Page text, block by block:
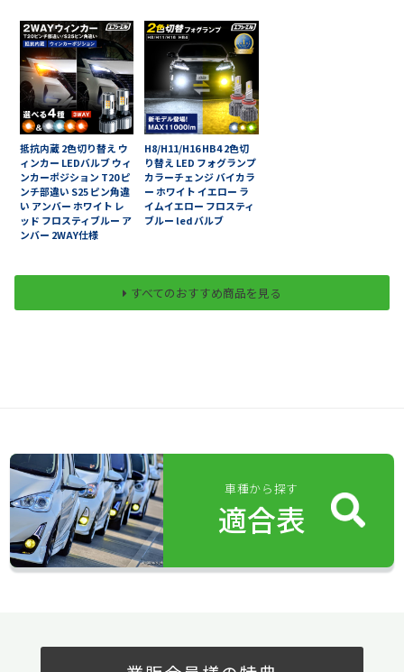
抵抗内蔵 2色切り替え ウ
ィンカー LEDバルブ ウィ
ンカーポジション T20 ピ
ンチ部違い S25 ピン角違
い アンバー ホワイト レ
ッド フロスティブルー ア
ンバー 2WAY仕様
H8/H11/H16 HB4 2色切
り替え LED フォグランプ
カラーチェンジ バイカラ
ー ホワイト イエロー ラ
イムイエロー フロスティ
ブルー led バルブ
すべてのおすすめ商品を見る
車種から探す
適合表